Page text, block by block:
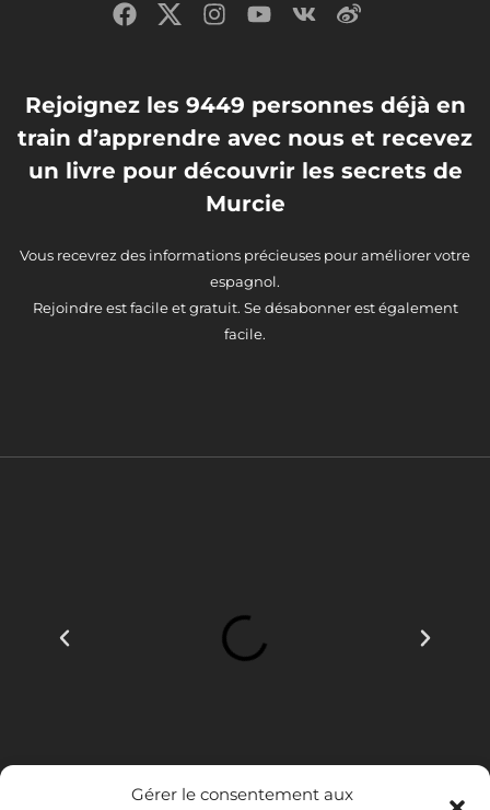
Gérer le consentement aux
Rejoignez les 9449 personnes déjà en
train d’apprendre avec nous et recevez
un livre pour découvrir les secrets de
Murcie
Vous recevrez des informations précieuses pour améliorer votre
espagnol.
Rejoindre est facile et gratuit. Se désabonner est également
facile.